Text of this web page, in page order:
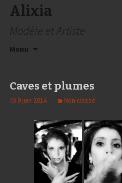
Alixia
Modèle et Artiste
Menu
Caves et plumes
9 juin 2014 Non classé